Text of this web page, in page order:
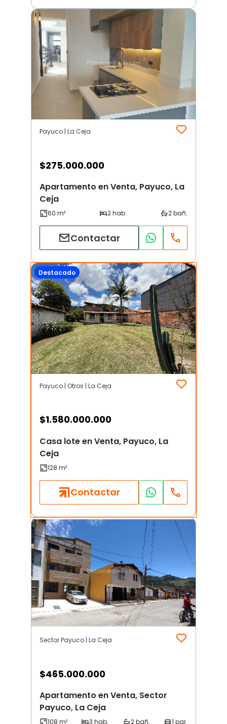
Payuco | La Ceja
$275.000.000
Apartamento en Venta, Payuco, La
Ceja
Contactar
Destacado
Payuco | Otros | La Ceja
$1.580.000.000
Casa lote en Venta, Payuco, La
Ceja
Contactar
Sector Payuco | La Ceja
$465.000.000
Apartamento en Venta, Sector
Payuco, La Ceja